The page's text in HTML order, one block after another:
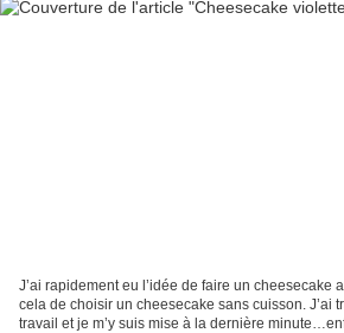
J’ai rapidement eu l’idée de faire un cheesecake
cela de choisir un cheesecake sans cuisson. J’ai
travail et je m’y suis mise à la dernière